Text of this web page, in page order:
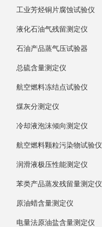
工业芳烃铜片腐蚀试验仪
液化石油气残留测定仪
石油产品蒸气压试验器
总硫含量测定仪
航空燃料冻结点试验仪
煤灰分测定仪
冷却液泡沫倾向测定仪
航空燃料颗粒污染物试验仪
润滑液极压性能测定仪
苯类产品蒸发残留量测定仪
原油蜡含量测定仪
电量法原油盐含量测定仪